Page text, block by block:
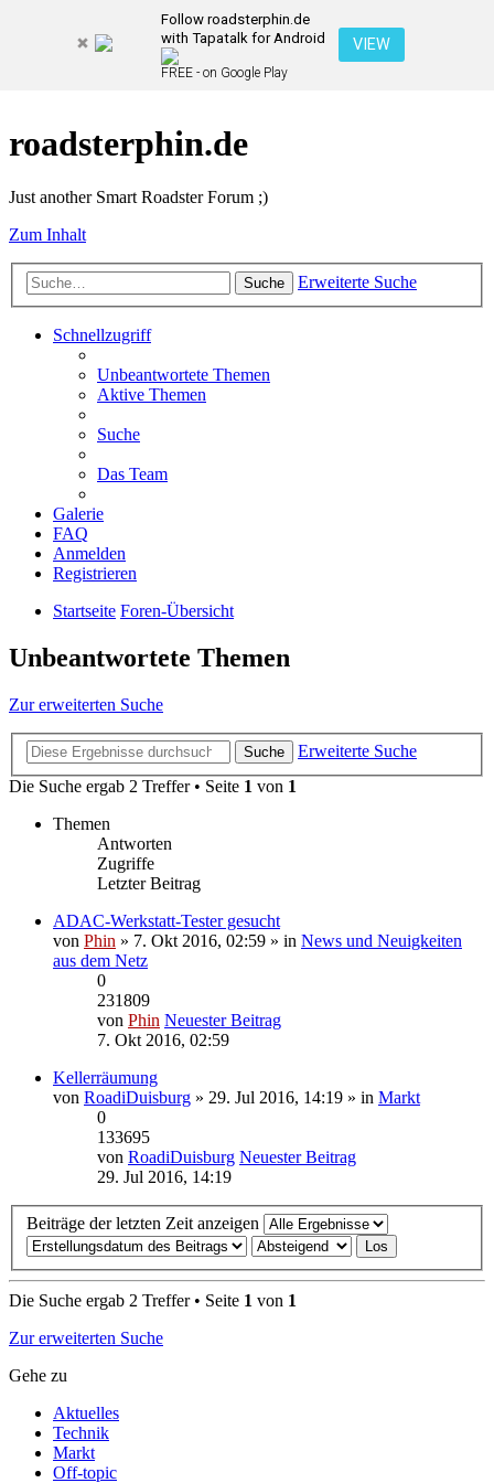
Follow roadsterphin.de
with Tapatalk for Android
FREE - on Google Play
VIEW
roadsterphin.de
Just another Smart Roadster Forum ;)
Zum Inhalt
Suche Erweiterte Suche
Schnellzugriff
Unbeantwortete Themen
Aktive Themen
Suche
Das Team
Galerie
FAQ
Anmelden
Registrieren
Startseite Foren-Übersicht
Unbeantwortete Themen
Zur erweiterten Suche
Suche
Erweiterte Suche
Die Suche ergab 2 Treffer • Seite 1 von 1
Themen
Antworten
Zugriffe
Letzter Beitrag
ADAC-Werkstatt-Tester gesucht
von Phin » 7. Okt 2016, 02:59 » in News und Neuigkeiten
aus dem Netz
0
231809
von Phin Neuester Beitrag
7. Okt 2016, 02:59
Kellerräumung
von RoadiDuisburg » 29. Jul 2016, 14:19 » in Markt
0
133695
von RoadiDuisburg Neuester Beitrag
29. Jul 2016, 14:19
Beiträge der letzten Zeit anzeigen
Die Suche ergab 2 Treffer • Seite 1 von 1
Zur erweiterten Suche
Gehe zu
Aktuelles
Technik
Markt
Off-topic